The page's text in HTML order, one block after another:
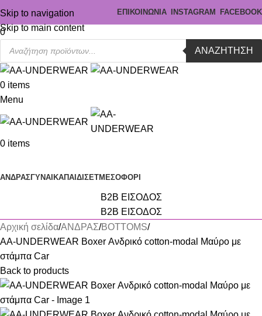
Skip to navigation
Skip to main content
ΕΠΙΚΟΙΝΩΝΙΑ INSTAGRAM FACEBOOK
0
ΑΝΑΖΉΤΗΣΗ
0 items
Menu
0 items
ΑΝΔΡΑΣΓΥΝΑΙΚΑΠΑΙΔΙ ΣΕΤΜΕΣΟΦΟΡΙ
B2B ΕΙΣΟΔΟΣ
B2B ΕΙΣΟΔΟΣ
Αρχική σελίδα ΑΝΔΡΑΣ BOTTOMS
AA-UNDERWEAR Boxer Ανδρικό cotton-modal Μαύρο με
στάμπα Car
Back to products